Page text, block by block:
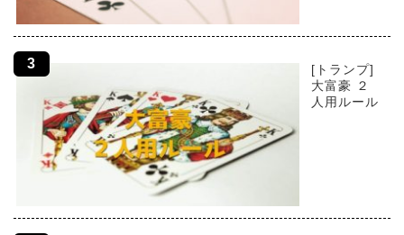
[トランプ]
大富豪 ２
人用ルール